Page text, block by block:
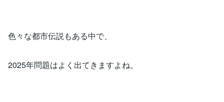
色々な都市伝説もある中で、
2025年問題はよく出てきますよね。